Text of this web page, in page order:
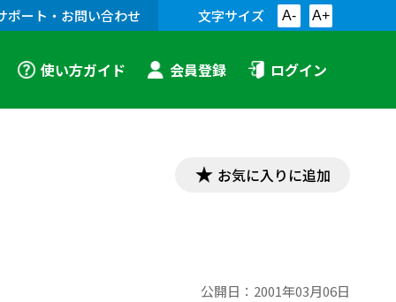
ポート・お問い合わせ 文字サイズ A- A+
使い方ガイド 会員登録 ログイン
お気に入りに追加
公開日： 2001年03月06日